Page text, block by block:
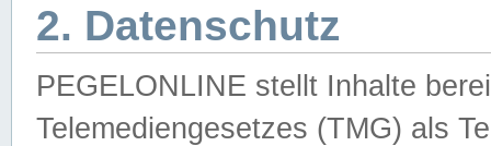
2. Datenschutz
PEGELONLINE stellt Inhalte
Telemediengesetzes (TMG) als